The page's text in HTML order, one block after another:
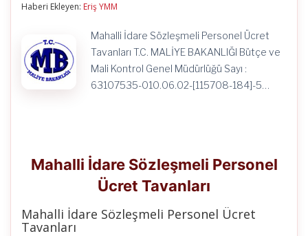
Haberi Ekleyen: Eriş YMM
Mahalli İdare Sözleşmeli Personel Ücret
Tavanları T.C. MALİYE BAKANLIĞI Bütçe ve
Mali Kontrol Genel Müdürlüğü Sayı :
63107535-010.06.02-[115708-184]-5…
Mahalli İdare Sözleşmeli Personel
Ücret Tavanları
Mahalli İdare Sözleşmeli Personel Ücret
Tavanları